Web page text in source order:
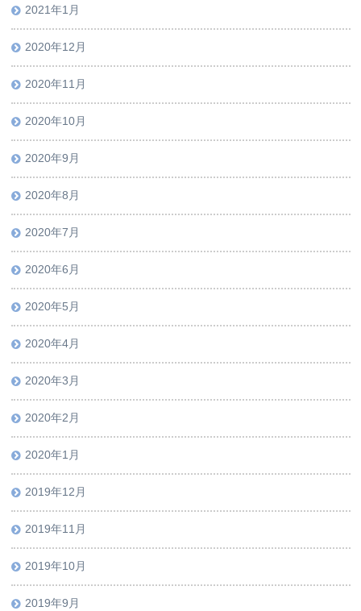
2021年1月
2020年12月
2020年11月
2020年10月
2020年9月
2020年8月
2020年7月
2020年6月
2020年5月
2020年4月
2020年3月
2020年2月
2020年1月
2019年12月
2019年11月
2019年10月
2019年9月